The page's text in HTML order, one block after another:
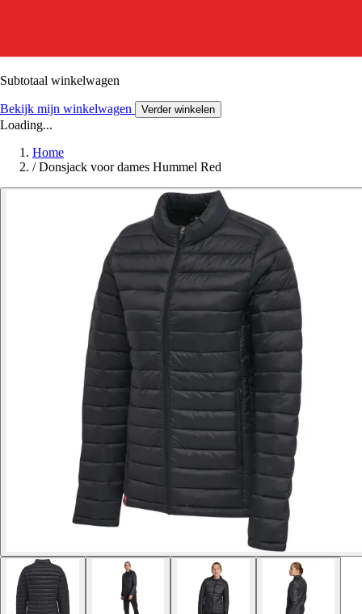
Subtotaal winkelwagen
Bekijk mijn winkelwagen Verder winkelen
Loading...
Home
/ Donsjack voor dames Hummel Red